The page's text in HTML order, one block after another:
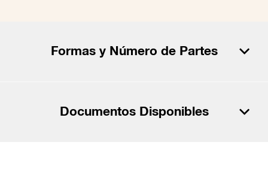
Formas y Número de Partes
Descargar PDF
Documentos Disponibles